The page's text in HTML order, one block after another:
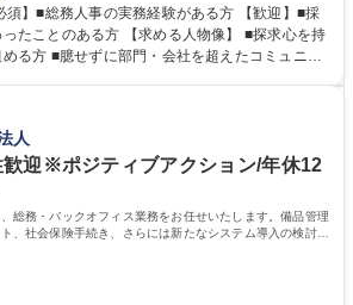
採用関係業務および
推進 ■中期経営計画および予算等の管理 ■設備
重要会議の運営 ■その他総務人事業務全般 【入
阪神HDグループ/年休124日
須】■総務人事の実務経験がある方 【歓迎】■採
求める人物像】 ■探求心を持
る方 ■臆せずに部門・会社を超えたコミュニケ
主体性を持って能動的に業務を推進できる方 学
学 高専 短大 専修学校 高校 語学力： 資格：
人
歓迎※ポジティブアクション/年休12
総務・バックオフィス業務をお任せいたします。備品管理
、社会保険手続き、さらには新たなシステム導入の検討ま
す。